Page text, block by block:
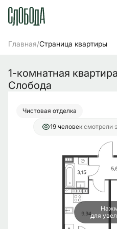
Главная/Страница квартиры
Ипотекаот 22 676 руб./мес.
1-комнатная
Слобода
Чистовая отделка
19 человек смотрели
для